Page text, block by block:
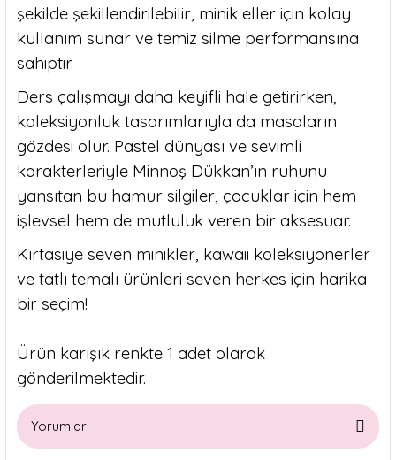
şekilde şekillendirilebilir, minik eller için kolay
kullanım sunar ve temiz silme performansına
sahiptir.
Ders çalışmayı daha keyifli hale getirirken,
koleksiyonluk tasarımlarıyla da masaların
gözdesi olur. Pastel dünyası ve sevimli
karakterleriyle Minnoş Dükkan’ın ruhunu
yansıtan bu hamur silgiler, çocuklar için hem
işlevsel hem de mutluluk veren bir aksesuar.
Kırtasiye seven minikler, kawaii koleksiyonerler
ve tatlı temalı ürünleri seven herkes için harika
bir seçim!
Ürün karışık renkte 1 adet olarak
gönderilmektedir.
Yorumlar